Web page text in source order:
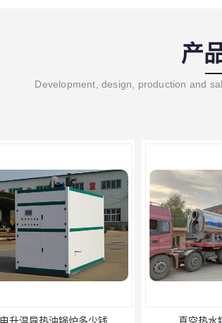
产
Development, design, production and